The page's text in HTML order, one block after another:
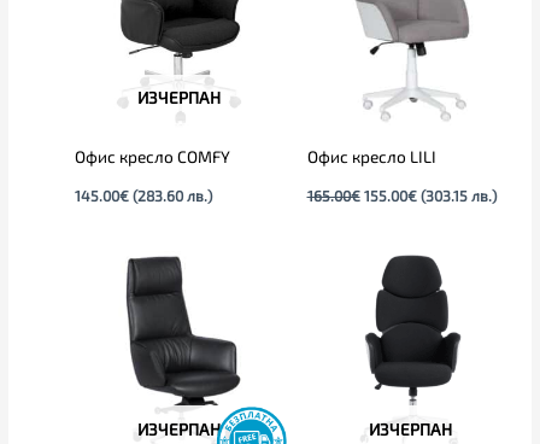
ИЗЧЕРПАН
Офис кресло COMFY
145.00€ (283.60 лв.)
Офис кресло LILI
165.00€ 155.00€ (303.15 лв.)
ИЗЧЕРПАН ИЗЧЕРПАН